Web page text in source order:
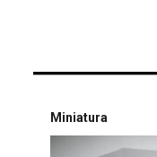
Miniatura